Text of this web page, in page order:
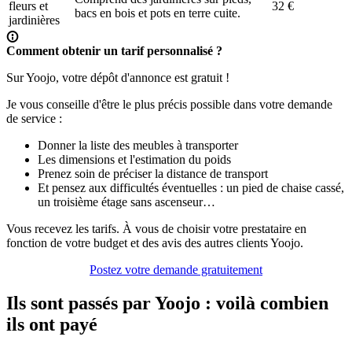
fleurs et
jardinières
bacs en bois et pots en terre cuite.
32 €
Comment obtenir un tarif personnalisé ?
Sur Yoojo, votre dépôt d'annonce est gratuit !
Je vous conseille d'être le plus précis possible dans votre demande
de service :
Donner la liste des meubles à transporter
Les dimensions et l'estimation du poids
Prenez soin de préciser la distance de transport
Et pensez aux difficultés éventuelles : un pied de chaise cassé,
un troisième étage sans ascenseur…
Vous recevez les tarifs. À vous de choisir votre prestataire en
fonction de votre budget et des avis des autres clients Yoojo.
Postez votre demande gratuitement
Ils sont passés par Yoojo : voilà combien
ils ont payé